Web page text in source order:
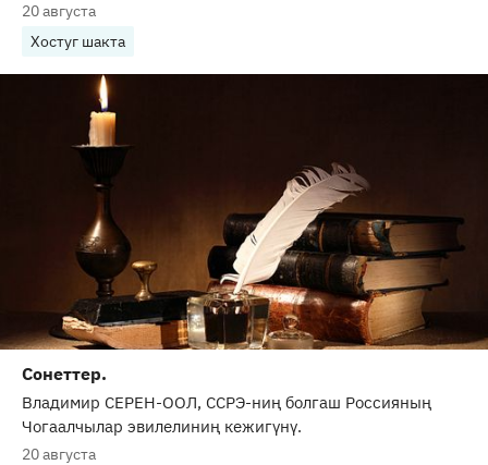
20 августа
Хостуг шакта
Сонеттер.
Владимир СЕРЕН-ООЛ, ССРЭ-ниң болгаш Россияның
Чогаалчылар эвилелиниң кежигүнү.
20 августа